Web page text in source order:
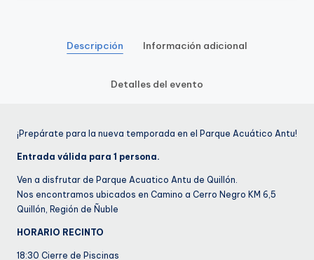
Descripción Información adicional
Detalles del evento
¡Prepárate para la nueva temporada en el Parque Acuático Antu!
Entrada válida para 1 persona.
Ven a disfrutar de Parque Acuatico Antu de Quillón.
Nos encontramos ubicados en Camino a Cerro Negro KM 6,5
Quillón, Región de Ñuble
HORARIO RECINTO
18:30 Cierre de Piscinas